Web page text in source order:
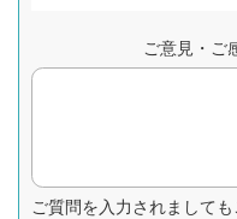
ご意見・ご
ご質問を入力されまして